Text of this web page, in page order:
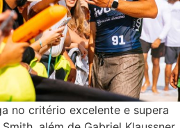
no critério excelente e supera